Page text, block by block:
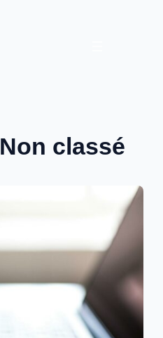
Non classé